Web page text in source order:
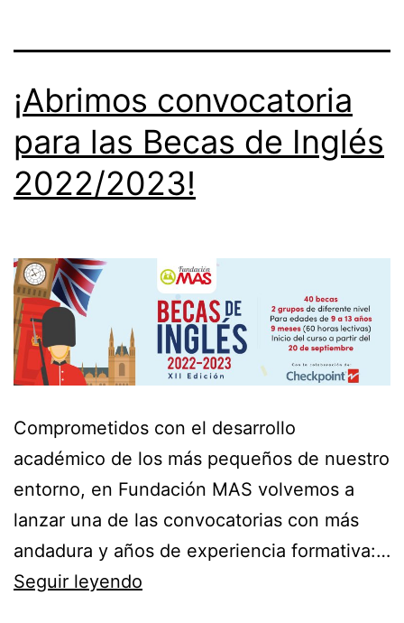
¡Abrimos convocatoria
para las Becas de Inglés
2022/2023!
Comprometidos con el desarrollo
académico de los más pequeños de nuestro
entorno, en Fundación MAS volvemos a
lanzar una de las convocatorias con más
andadura y años de experiencia formativa:…
Seguir leyendo